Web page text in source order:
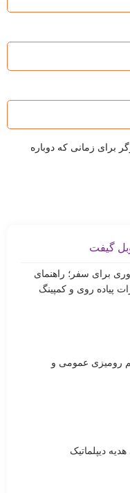
برای زمانی که دوباره
گیفت
برای سفر؛ راهنمای
پیاده روی و کمپینگ
رومیزی عمومی و
دیپلماتیک